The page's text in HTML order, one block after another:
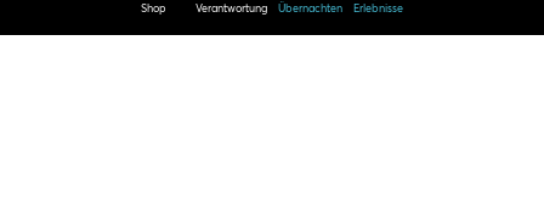
Shop Verantwortung Übernachten Erlebnisse